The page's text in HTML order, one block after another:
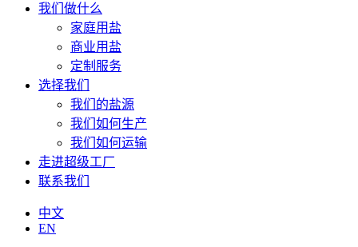
我们做什么
家庭用盐
商业用盐
定制服务
选择我们
我们的盐源
我们如何生产
我们如何运输
走进超级工厂
联系我们
中文
EN